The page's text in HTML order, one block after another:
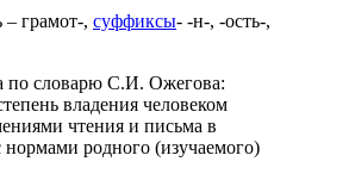
– грамот-, суффиксы- -н-, -ость-,
по словарю С.И. Ожегова:
владения человеком
чтения и письма в
нормами родного (изучаемого)